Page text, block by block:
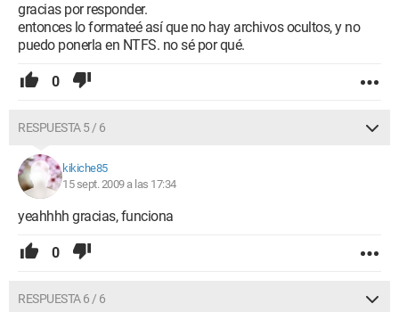
gracias por responder.
entonces lo formateé así que no hay archivos ocultos, y no
puedo ponerla en NTFS. no sé por qué.
0
RESPUESTA 5 / 6
kikiche85
15 sept. 2009 a las 17:34
yeahhhh gracias, funciona
0
RESPUESTA 6 / 6